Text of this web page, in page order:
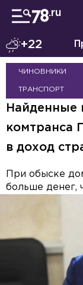
+22
ЧИНОВНИКИ
ТРАНСПОРТ
Найденные
комтранса
в доход
При обыске
больше денег,